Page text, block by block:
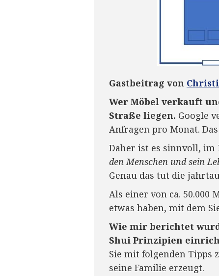
Gastbeitrag von
Wer Möbel verkauft
Straße liegen. Google
Anfragen pro Monat.
Daher ist es sinnvoll,
den Menschen und sein
Genau das tut die
Als einer von ca. 50.000
etwas haben, mit dem
Wie mir berichtet
Shui Prinzipien
Sie mit folgenden
seine Familie erzeugt.